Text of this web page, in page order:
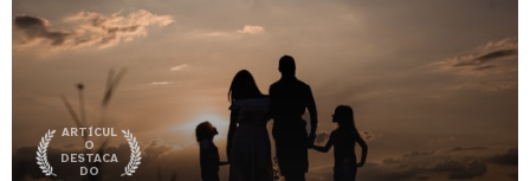
ARTÍCUL
O
DESTACA
DO